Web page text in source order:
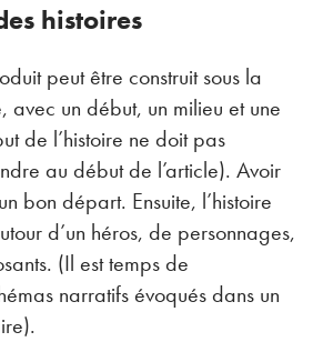
histoires
peut être construit sous la
avec un début, un milieu et une
de l’histoire ne doit pas
au début de l’article). Avoir
bon départ. Ensuite, l’histoire
d’un héros, de personnages,
(Il est temps de
narratifs évoqués dans un